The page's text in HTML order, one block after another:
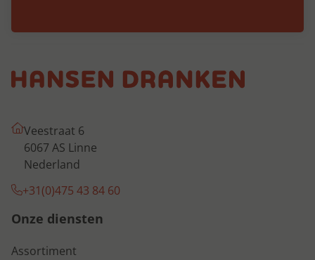
Veestraat 6
6067 AS Linne
Nederland
+31(0)475 43 84 60
Onze diensten
Assortiment